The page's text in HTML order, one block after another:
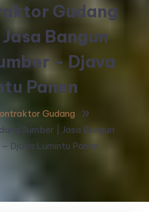
Gudang
Bangun
– Djava
Panen
Gudang
Sumber | Jasa Bangun
Djava Lumintu Panen